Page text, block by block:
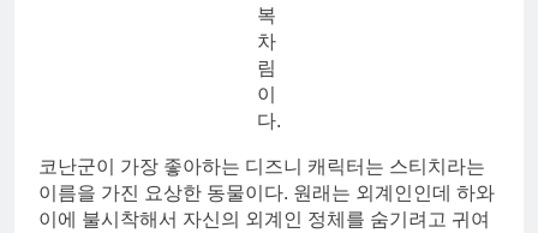
복
차
림
이
다.
코난군이 가장 좋아하는 디즈니 캐릭터는 스티치라는
이름을 가진 요상한 동물이다. 원래는 외계인인데 하와
이에 불시착해서 자신의 외계인 정체를 숨기려고 귀여